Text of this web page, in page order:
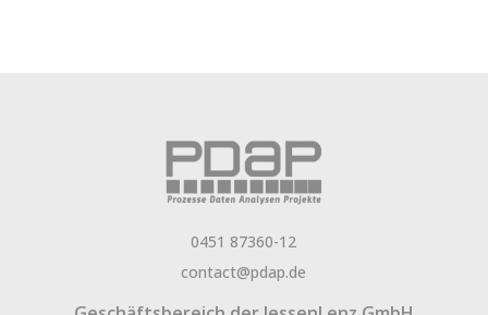
0451 87360-12
contact@pdap.de